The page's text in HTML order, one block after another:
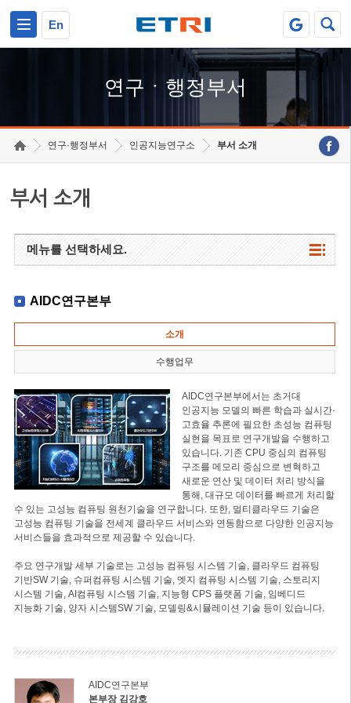
En
연구ㆍ행정부서
연구·행정부서 인공지능연구소 부서 소개
부서 소개
메뉴를 선택하세요.
AIDC연구본부
소개
수행업무
AIDC연구본부에서는 초거대
인공지능 모델의 빠른 학습과 실시간·
고효율 추론에 필요한 초성능 컴퓨팅
실현을 목표로 연구개발을 수행하고
있습니다. 기존 CPU 중심의 컴퓨팅
구조를 메모리 중심으로 변혁하고
새로운 연산 및 데이터 처리 방식을
통해, 대규모 데이터를 빠르게 처리할
수 있는 고성능 컴퓨팅 원천기술을 연구합니다. 또한, 멀티클라우드 기술은
고성능 컴퓨팅 기술을 전세계 클라우드 서비스와 연동함으로 다양한 인공지능
서비스들을 효과적으로 제공할 수 있습니다.
주요 연구개발 세부 기술로는 고성능 컴퓨팅 시스템 기술, 클라우드 컴퓨팅
기반SW 기술, 슈퍼컴퓨팅 시스템 기술, 엣지 컴퓨팅 시스템 기술, 스토리지
시스템 기술, AI컴퓨팅 시스템 기술, 지능형 CPS 플랫폼 기술, 임베디드
지능화 기술, 양자 시스템SW 기술, 모델링&시뮬레이션 기술 등이 있습니다.
AIDC연구본부
본부장 김강호